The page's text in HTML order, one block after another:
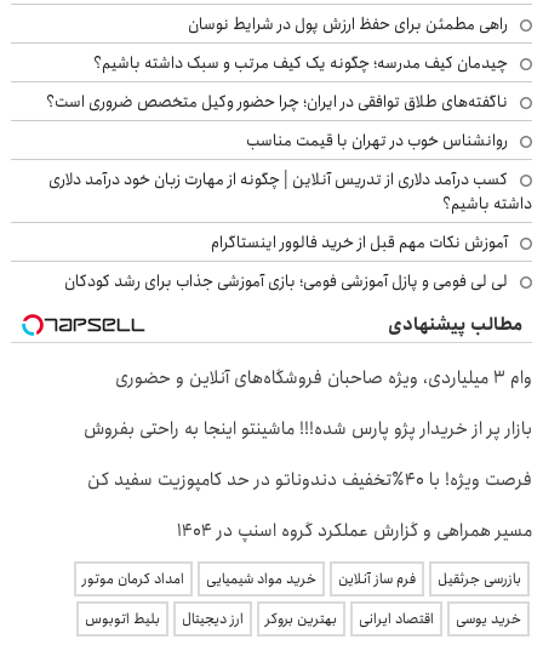
راهی مطمئن برای حفظ ارزش پول در شرایط نوسان
چیدمان کیف مدرسه؛ چگونه یک کیف مرتب و سبک داشته باشیم؟
ناگفته‌های طلاق توافقی در ایران؛ چرا حضور وکیل متخصص ضروری است؟
روانشناس خوب در تهران با قیمت مناسب
کسب درآمد دلاری از تدریس آنلاین | چگونه از مهارت زبان خود درآمد دلاری
داشته باشیم؟
آموزش نکات مهم قبل از خرید فالوور اینستاگرام
لی لی فومی و پازل آموزشی فومی؛ بازی آموزشی جذاب برای رشد کودکان
مطالب پیشنهادی
وام ۳ میلیاردی، ویژه صاحبان فروشگاه‌های آنلاین و حضوری
بازار پر از خریدار پژو پارس شده!!! ماشینتو اینجا به راحتی بفروش
فرصت ویژه! با 40٪تخفیف دندوناتو در حد کامپوزیت سفید کن
مسیر همراهی و گزارش عملکرد گروه اسنپ در ۱۴۰۴
بازرسی جرثقیل فرم ساز آنلاین خرید مواد شیمیایی
امداد کرمان موتور
خرید یوسی
اقتصاد ایرانی بهترین بروکر ارز دیجیتال بلیط اتوبوس